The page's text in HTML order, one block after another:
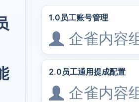
1.0员工账号管理
企雀内容
2.0员工通用提成配置
企雀内容